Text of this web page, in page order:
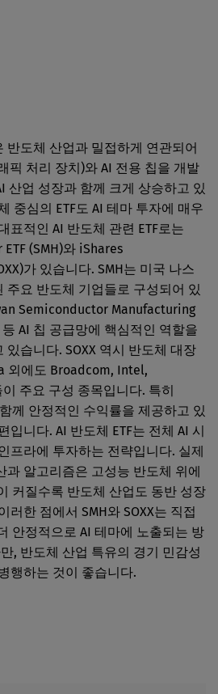
반도체 산업과 밀접하게 연관되어
픽 처리 장치)와 AI 전용 칩을 개발
산업 성장과 함께 크게 상승하고 있
중심의 ETF도 AI 테마 투자에 매우
표적인 AI 반도체 관련 ETF로는
(SMH)와 iShares
가 있습니다. SMH는 미국 나스
주요 반도체 기업들로 구성되어 있
Semiconductor Manufacturing
등 AI 칩 공급망에 핵심적인 역할을
습니다. SOXX 역시 반도체 대장
외에도 Broadcom, Intel,
주요 구성 종목입니다. 특히
께 안정적인 수익률을 제공하고 있
입니다. AI 반도체 ETF는 전체 AI 시
프라에 투자하는 전략입니다. 실제
과 알고리즘은 고성능 반도체 위에
커질수록 반도체 산업도 동반 성장
러한 점에서 SMH와 SOXX는 직접
안정적으로 AI 테마에 노출되는 방
, 반도체 산업 특유의 경기 민감성
행하는 것이 좋습니다.